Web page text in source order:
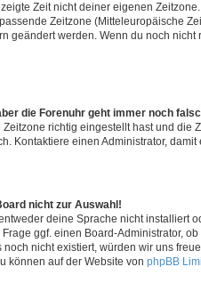
Zeit nicht deiner eigenen
Zeitzone (Mitteleuropäische
geändert werden. Wenn du noch nicht
die Forenuhr geht immer noch
richtig eingestellt hast und die
Kontaktiere einen Administrator,
nicht zur Auswahl!
deine Sprache nicht installiert
ggf. einen Board-Administrator,
nicht existiert, würden wir uns
können auf der Website von phpBB